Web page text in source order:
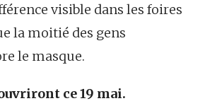
visible dans les foires
la moitié des gens
le masque.
ce 19 mai.